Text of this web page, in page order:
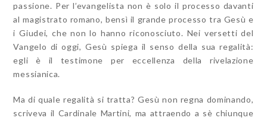
passione. Per l’evangelista non è solo il processo davanti
al magistrato romano, bensì il grande processo tra Gesù e
i Giudei, che non lo hanno riconosciuto. Nei versetti del
Vangelo di oggi, Gesù spiega il senso della sua regalità:
egli è il testimone per eccellenza della rivelazione
messianica.
Ma di quale regalità si tratta? Gesù non regna dominando,
scriveva il Cardinale Martini, ma attraendo a sè chiunque